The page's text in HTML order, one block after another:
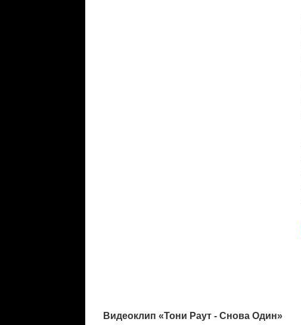
Видеоклип «Тони Раут - Снова Один»